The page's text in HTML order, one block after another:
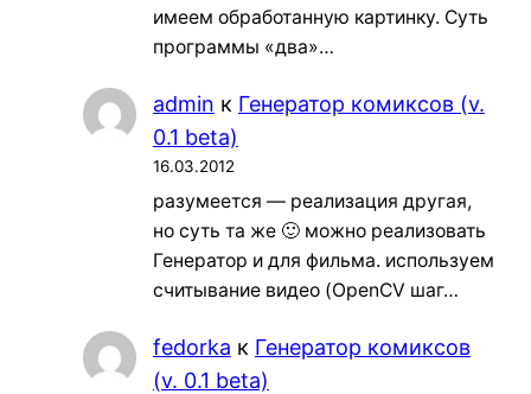
имеем обработанную картинку. Суть
программы «два»…
admin к Генератор комиксов (v.
0.1 beta)
16.03.2012
разумеется — реализация другая,
но суть та же 🙂 можно реализовать
Генератор и для фильма. используем
считывание видео (OpenCV шаг…
fedorka к Генератор комиксов
(v. 0.1 beta)